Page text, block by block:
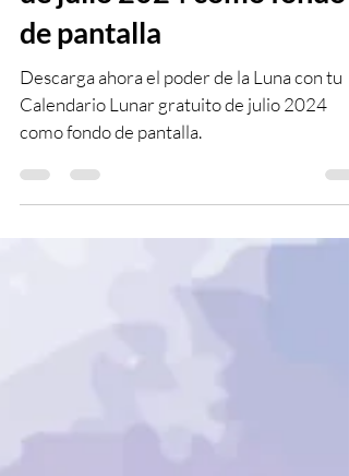
de julio 2024 como fondo
de pantalla
Descarga ahora el poder de la Luna con tu
Calendario Lunar gratuito de julio 2024